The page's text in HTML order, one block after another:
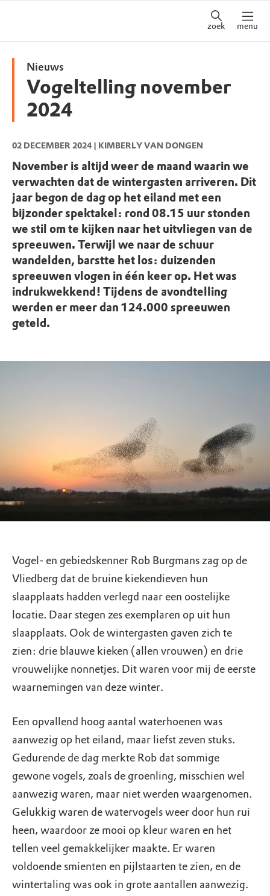
zoek menu
Nieuws
Vogeltelling november
2024
02 DECEMBER 2024 | KIMBERLY VAN DONGEN
November is altijd weer de maand waarin we
verwachten dat de wintergasten arriveren. Dit
jaar begon de dag op het eiland met een
bijzonder spektakel: rond 08.15 uur stonden
we stil om te kijken naar het uitvliegen van de
spreeuwen. Terwijl we naar de schuur
wandelden, barstte het los: duizenden
spreeuwen vlogen in één keer op. Het was
indrukwekkend! Tijdens de avondtelling
werden er meer dan 124.000 spreeuwen
geteld.
Vogel- en gebiedskenner Rob Burgmans zag op de
Vliedberg dat de bruine kiekendieven hun
slaapplaats hadden verlegd naar een oostelijke
locatie. Daar stegen zes exemplaren op uit hun
slaapplaats. Ook de wintergasten gaven zich te
zien: drie blauwe kieken (allen vrouwen) en drie
vrouwelijke nonnetjes. Dit waren voor mij de eerste
waarnemingen van deze winter.
Een opvallend hoog aantal waterhoenen was
aanwezig op het eiland, maar liefst zeven stuks.
Gedurende de dag merkte Rob dat sommige
gewone vogels, zoals de groenling, misschien wel
aanwezig waren, maar niet werden waargenomen.
Gelukkig waren de watervogels weer door hun rui
heen, waardoor ze mooi op kleur waren en het
tellen veel gemakkelijker maakte. Er waren
voldoende smienten en pijlstaarten te zien, en de
wintertaling was ook in grote aantallen aanwezig.